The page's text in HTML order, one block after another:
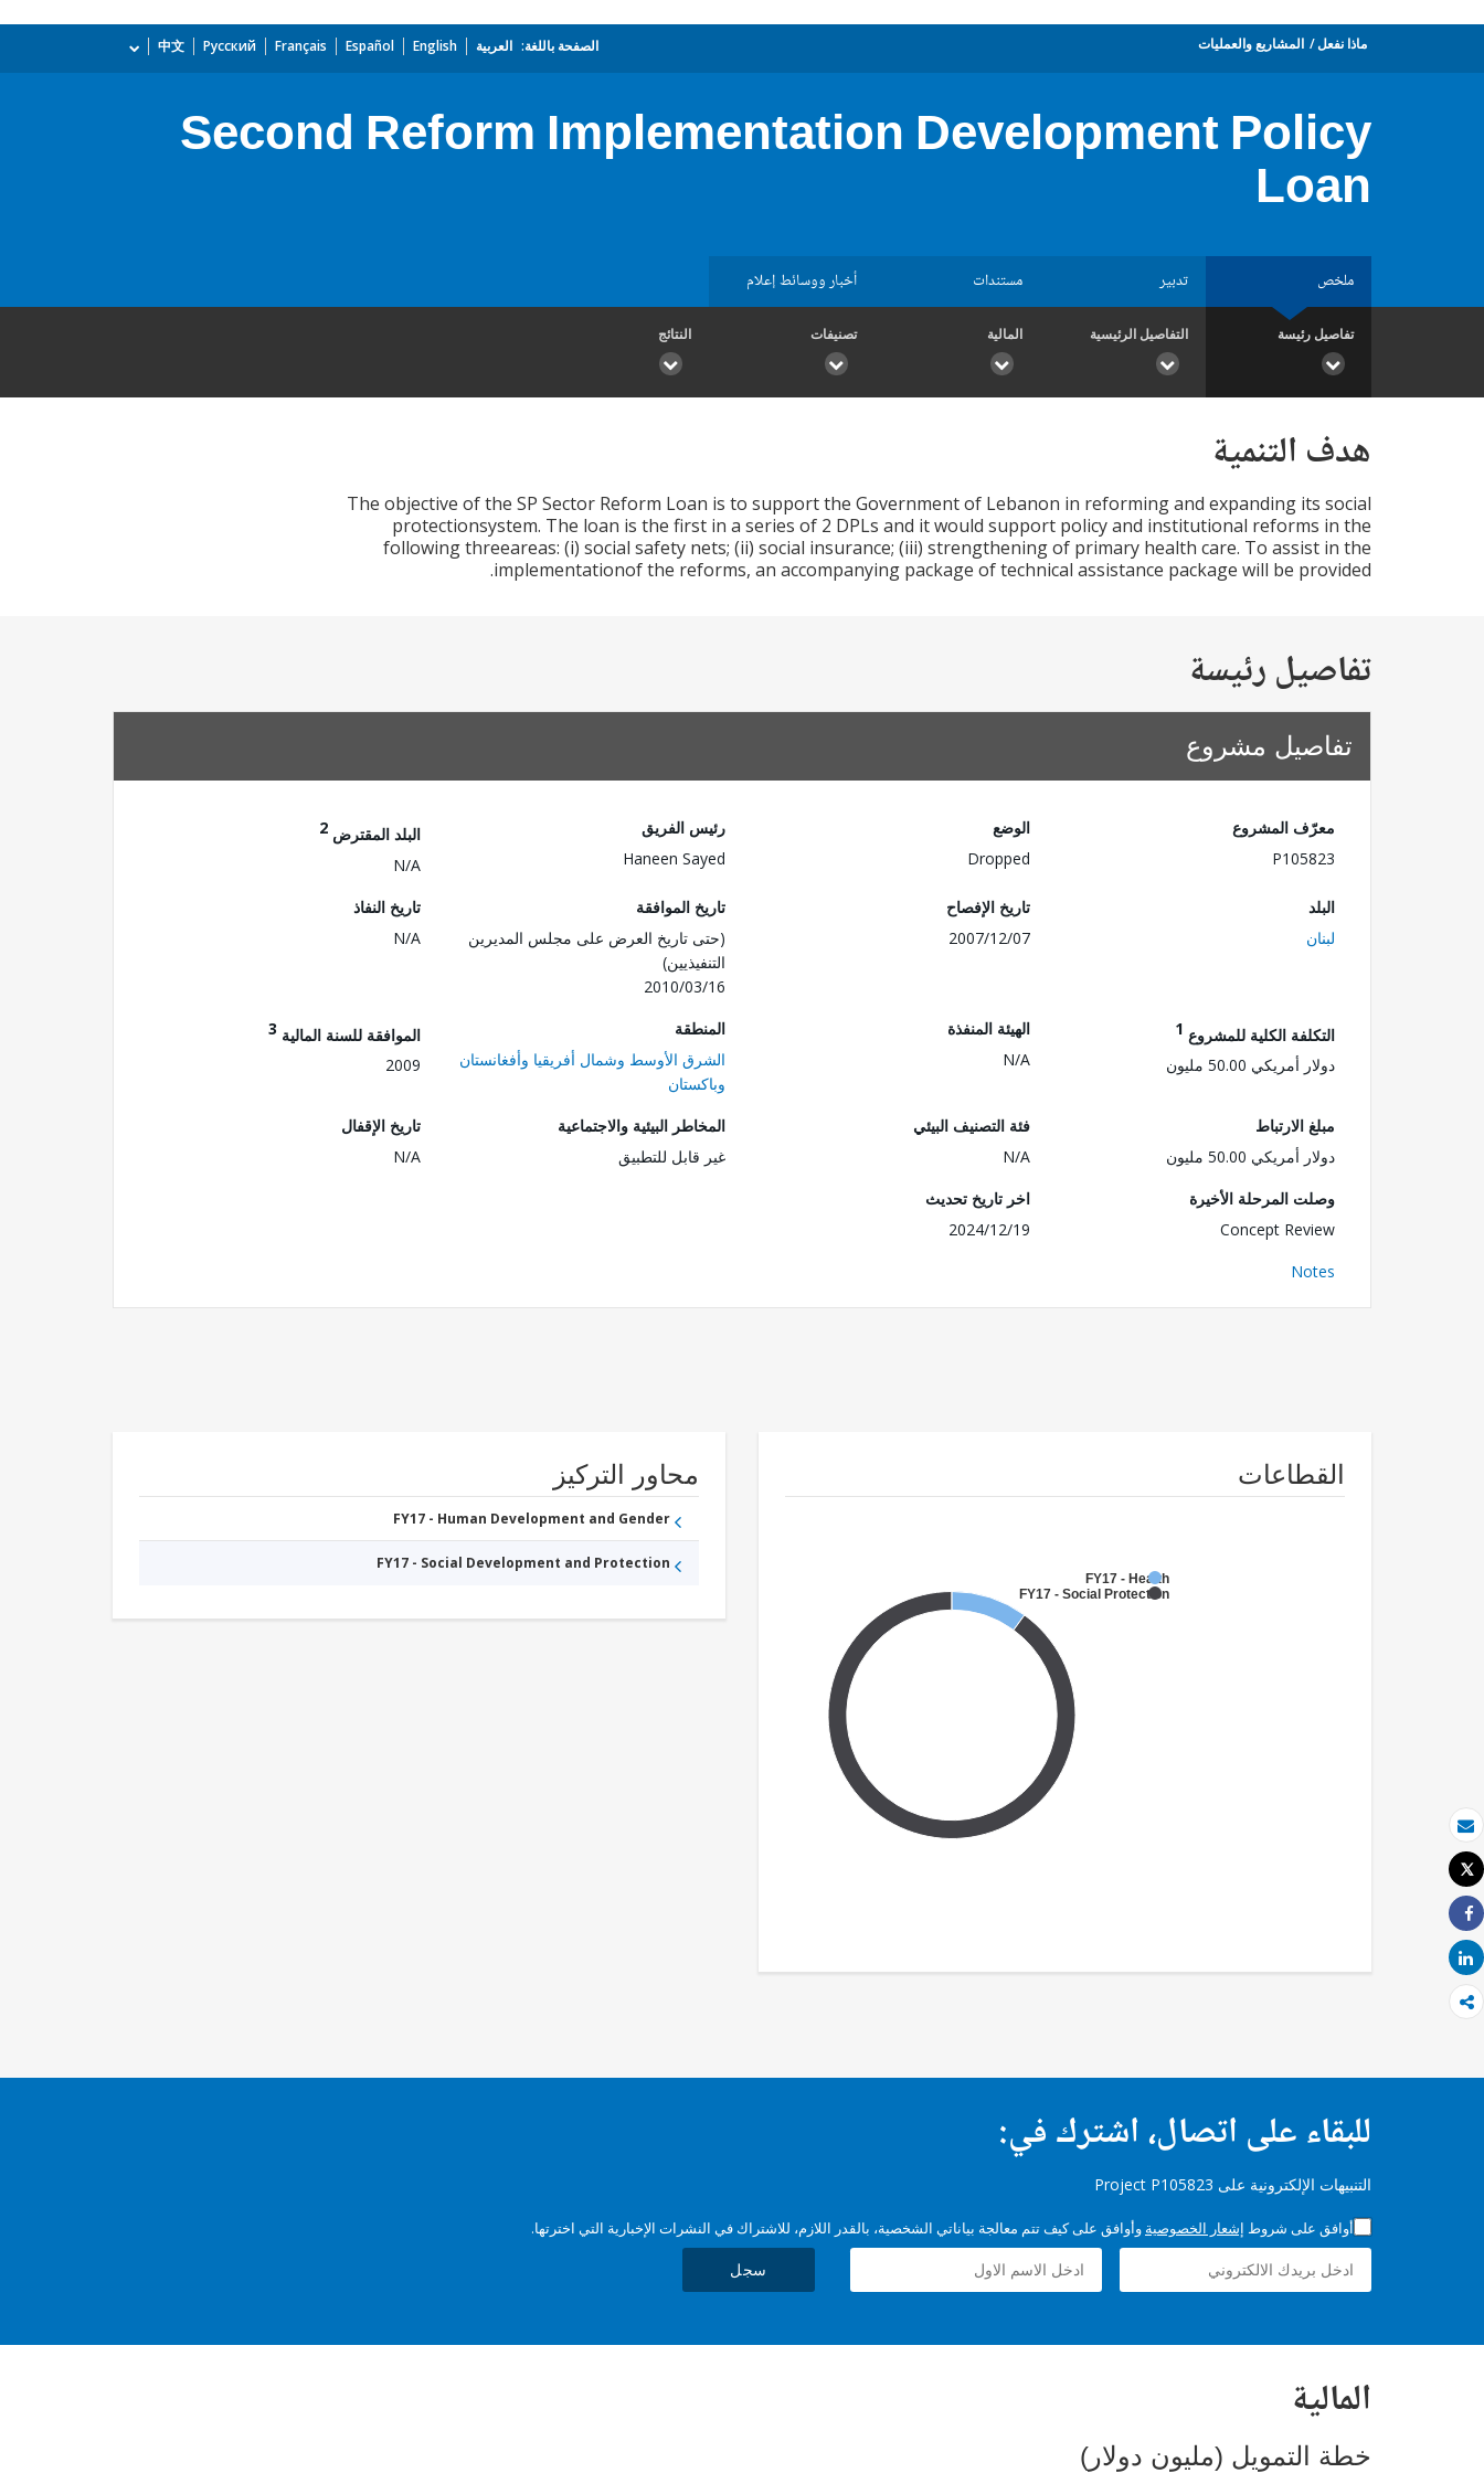
بريد الكتروني
طباعة
Tweet
Share
Share
ماذا نفعل المشاريع والعمليات الصفحة باللغة: العربية English
Español
Français
Русский
中文
Second Reform Implementation Development Policy
Loan
ملخص تدبير مستندات أخبار ووسائط إعلام
تفاصيل رئيسة التفاصيل الرئيسية المالية تصنيفات النتائج
هدف التنمية
The objective of the SP Sector Reform Loan is to support the Government of Lebanon in reforming and expanding its social
protectionsystem. The loan is the first in a series of 2 DPLs and it would support policy and institutional reforms in the
following threeareas: (i) social safety nets; (ii) social insurance; (iii) strengthening of primary health care. To assist in the
implementationof the reforms, an accompanying package of technical assistance package will be provided.
تفاصيل رئيسة
تفاصيل مشروع
معرّف المشروع
P105823
الوضع
Dropped
رئيس الفريق
Haneen Sayed
البلد المقترض 2
N/A
البلد
لبنان
تاريخ الإفصاح
2007/12/07
تاريخ الموافقة
(حتى تاريخ العرض على مجلس المديرين
التنفيذيين)
2010/03/16
تاريخ النفاذ
N/A
التكلفة الكلية للمشروع 1
دولار أمريكي 50.00 مليون
الهيئة المنفذة
N/A
المنطقة
الشرق الأوسط وشمال أفريقيا وأفغانستان
وباكستان
الموافقة للسنة المالية 3
2009
مبلغ الارتباط
دولار أمريكي 50.00 مليون
فئة التصنيف البيئي
N/A
المخاطر البيئية والاجتماعية
غير قابل للتطبيق
تاريخ الإقفال
N/A
وصلت المرحلة الأخيرة
Concept Review
اخر تاريخ تحديث
2024/12/19
Notes
القطاعات
FY17 - Health
FY17 - Social Protection
محاور التركيز
FY17 - Human Development and Gender
FY17 - Social Development and Protection
للبقاء على اتصال، اشترك في:
التنبيهات الإلكترونية على Project P105823
أوافق على شروط إشعار الخصوصية وأوافق على كيف تتم معالجة بياناتي الشخصية، بالقدر اللازم، للاشتراك في النشرات الإخبارية التي اخترتها.
سجل
المالية
خطة التمويل (مليون دولار)